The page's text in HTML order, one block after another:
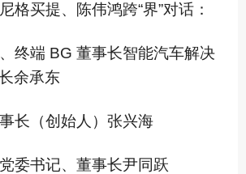
格买提、陈伟鸿跨“界”对话：
终端 BG 董事长智能汽车解决
余承东
长（创始人）张兴海
委书记、董事长尹同跃